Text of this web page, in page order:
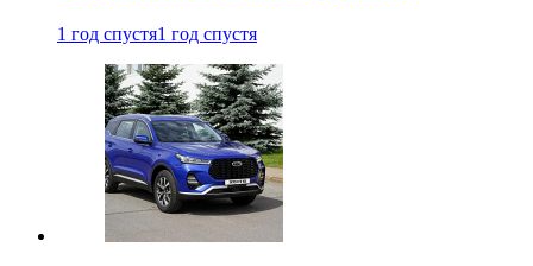
1 год спустя1 год спустя